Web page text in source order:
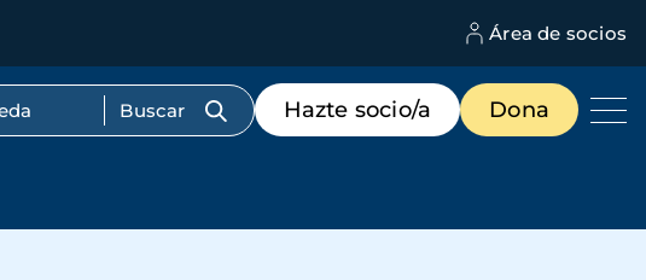
Área de socios
Menú
de
destacados
Hazte socio/a Dona